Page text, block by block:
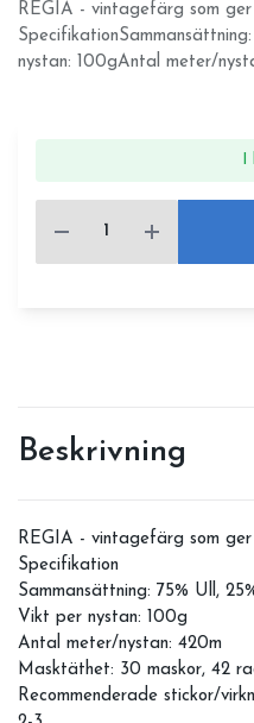
REGIA - vintagefärg som
nystan: 100gAntal meter/
I
Beskrivning
REGIA - vintagefärg som
Specifikation
Sammansättning: 75% Ull,
Vikt per nystan: 100g
Antal meter/nystan: 420m
Masktäthet: 30 maskor, 42
Recommenderade stickor/